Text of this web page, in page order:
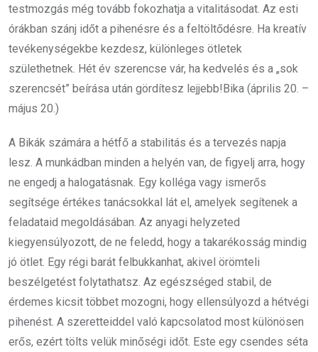
testmozgás még tovább fokozhatja a vitalitásodat. Az esti
órákban szánj időt a pihenésre és a feltöltődésre. Ha kreatív
tevékenységekbe kezdesz, különleges ötletek
születhetnek. Hét év szerencse vár, ha kedvelés és a „sok
szerencsét” beírása után gördítesz lejjebb!Bika (április 20. –
május 20.)
A Bikák számára a hétfő a stabilitás és a tervezés napja
lesz. A munkádban minden a helyén van, de figyelj arra, hogy
ne engedj a halogatásnak. Egy kolléga vagy ismerős
segítsége értékes tanácsokkal lát el, amelyek segítenek a
feladataid megoldásában. Az anyagi helyzeted
kiegyensúlyozott, de ne feledd, hogy a takarékosság mindig
jó ötlet. Egy régi barát felbukkanhat, akivel örömteli
beszélgetést folytathatsz. Az egészséged stabil, de
érdemes kicsit többet mozogni, hogy ellensúlyozd a hétvégi
pihenést. A szeretteiddel való kapcsolatod most különösen
erős, ezért tölts velük minőségi időt. Este egy csendes séta